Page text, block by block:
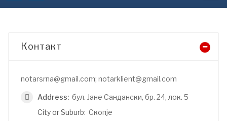
Контакт
notarsrna@gmail.com; notarklient@gmail.com
Address: бул. Јане Сандански, бр. 24, лок. 5
City or Suburb: Скопје